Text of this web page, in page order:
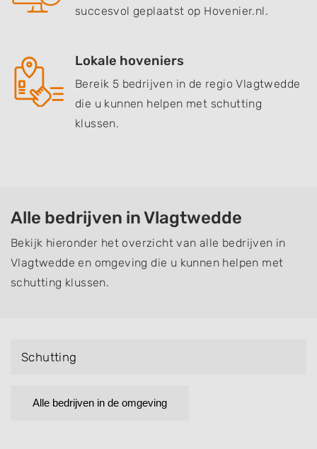
succesvol geplaatst op Hovenier.nl.
Lokale hoveniers
Bereik 5 bedrijven in de regio Vlagtwedde
die u kunnen helpen met schutting
klussen.
Alle bedrijven in Vlagtwedde
Bekijk hieronder het overzicht van alle bedrijven in
Vlagtwedde en omgeving die u kunnen helpen met
schutting klussen.
Schutting
Alle bedrijven in de omgeving